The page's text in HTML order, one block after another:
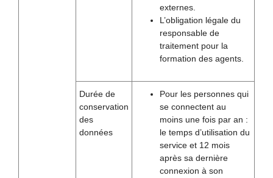
externes.
L’obligation légale du
responsable de
traitement pour la
formation des agents.
Durée de
conservation
des
données
Pour les personnes qui
se connectent au
moins une fois par an :
le temps d’utilisation du
service et 12 mois
après sa dernière
connexion à son